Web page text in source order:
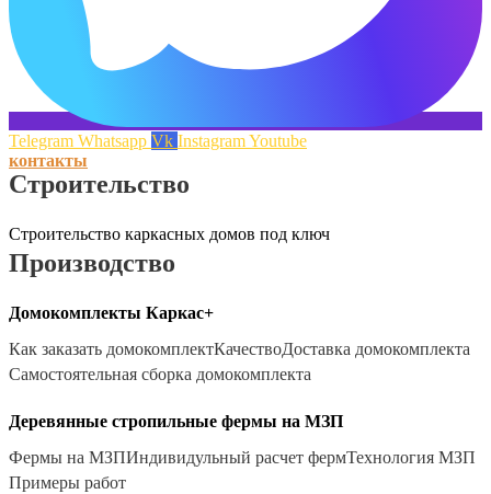
Telegram Whatsapp Vk InstagramYoutube
контакты
Строительство
Строительство каркасных домов под ключ
Производство
Домокомплекты Каркас+
Как заказать домокомплектКачествоДоставка домокомплекта
Самостоятельная сборка домокомплекта
Деревянные стропильные фермы на МЗП
Фермы на МЗПИндивидульный расчет фермТехнология МЗП
Примеры работ